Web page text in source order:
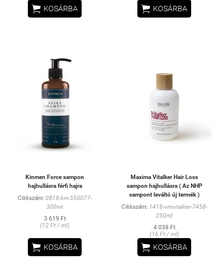
 KOSÁRBA  KOSÁRBA
Kinmen Force sampon
hajhullásra férfi hajra
Cikkszám: 0818-km-550077-
300ml
3 619 Ft
(12 Ft / ml)
 KOSÁRBA
Maxima Vitalker Hair Loss
sampon hajhullásra ( Az NHP
sampont leváltó új termék )
Cikkszám: 1418-vmvitalker-7458-
250ml
4 038 Ft
(16 Ft / ml)
 KOSÁRBA